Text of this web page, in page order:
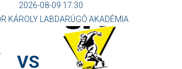
2026-08-09 17:30
KÁROLY LABDARÚGÓ AKADÉMIA
VS